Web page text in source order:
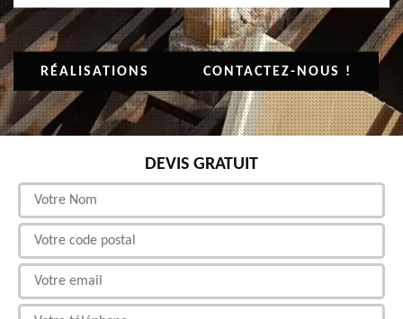
RÉALISATIONS CONTACTEZ-NOUS !
DEVIS GRATUIT